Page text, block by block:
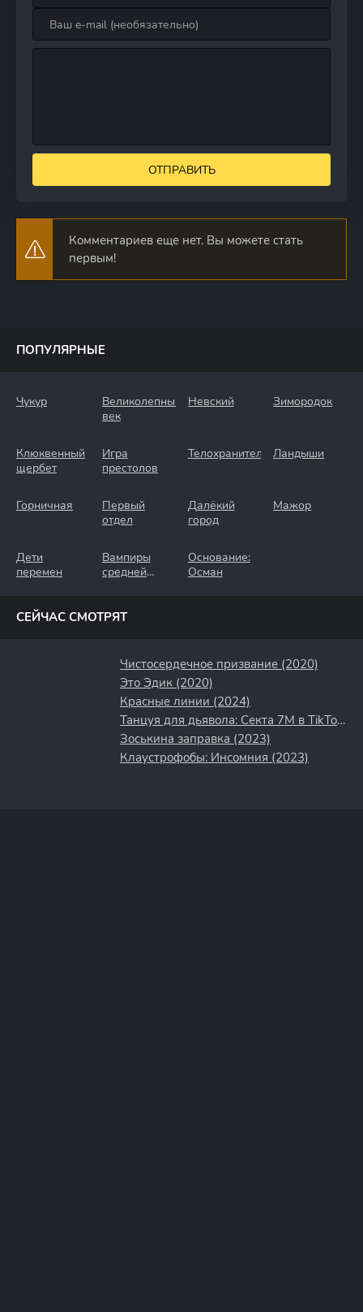
ОТПРАВИТЬ
Комментариев еще нет. Вы можете стать
первым!
ПОПУЛЯРНЫЕ
Чукур
Великолепный
век
Невский Зимородок
Клюквенный
щербет
Игра
престолов
Телохранители Ландыши
Горничная
Первый
отдел
Далёкий
город
Мажор
Дети
перемен
Вампиры
средней
Основание:
Осман
СЕЙЧАС СМОТРЯТ
Чистосердечное призвание (2020)
Это Эдик (2020)
Красные линии (2024)
Танцуя для дьявола: Секта 7M в TikTok (2024)
Зоськина заправка (2023)
Клаустрофобы: Инсомния (2023)